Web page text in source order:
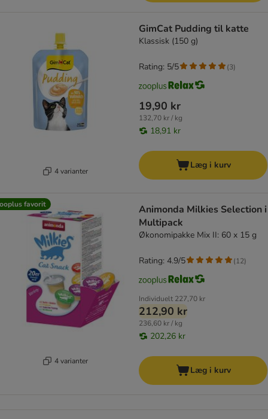
4 varianter
GimCat Pudding til katte
Klassisk (150 g)
19,90 kr
132,70 kr / kg
18,91 kr
Rating: 5/5 (3)
Læg i kurv
favorit
4 varianter
Animonda Milkies Selection i
Multipack
Økonomipakke Mix II: 60 x 15 g
Individuelt 227,70 kr
212,90 kr
236,60 kr / kg
202,26 kr
Rating: 4.9/5 (12)
Læg i kurv